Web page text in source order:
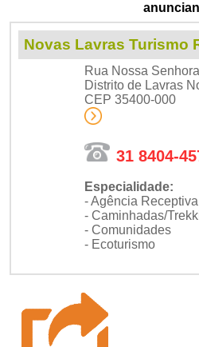
Novas Lavras Turismo
Rua Nossa
Distrito de Lavras
CEP 35400-000
31 8404-
Especialidade:
- Agência Receptiva
- Caminhadas/
- Comunidades
- Ecoturismo